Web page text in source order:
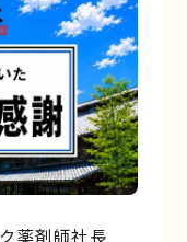
薬剤師社長